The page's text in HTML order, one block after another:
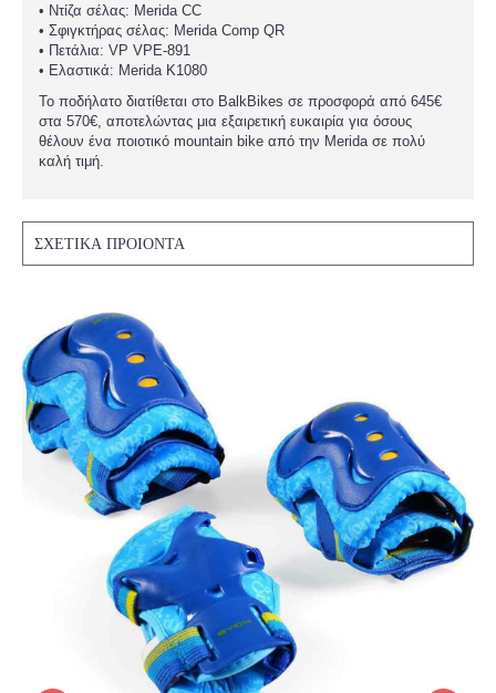
• Ντίζα σέλας: Merida CC
• Σφιγκτήρας σέλας: Merida Comp QR
• Πετάλια: VP VPE-891
• Ελαστικά: Merida K1080
Το ποδήλατο διατίθεται στο BalkBikes σε προσφορά από 645€
στα 570€, αποτελώντας μια εξαιρετική ευκαιρία για όσους
θέλουν ένα ποιοτικό mountain bike από την Merida σε πολύ
καλή τιμή.
ΣΧΕΤΙΚΆ ΠΡΟΙΌΝΤΑ